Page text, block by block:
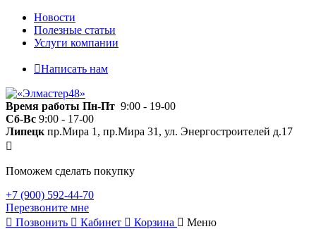
Новости
Полезные статьи
Услуги компании
Написать нам
Время работы Пн-Пт 9:00 - 19-00
Сб-Вс 9:00 - 17-00
Липецк пр.Мира 1, пр.Мира 31, ул. Энергостроителей д.17
Поможем сделать покупку
+7 (900) 592-44-70
Перезвоните мне
Позвонить
Кабинет Корзина Меню